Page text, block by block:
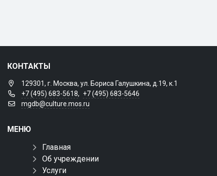
КОНТАКТЫ
129301, г. Москва, ул. Бориса Галушкина, д.19, к.1
+7 (495) 683-5618, +7 (495) 683-5646
mgdb@culture.mos.ru
МЕНЮ
Главная
Об учреждении
Услуги